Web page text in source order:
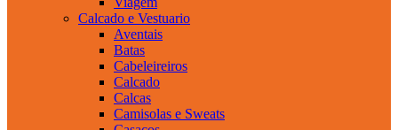
Calcado e Vestuario
Aventais
Batas
Cabeleireiros
Calcado
Calcas
Camisolas e Sweats